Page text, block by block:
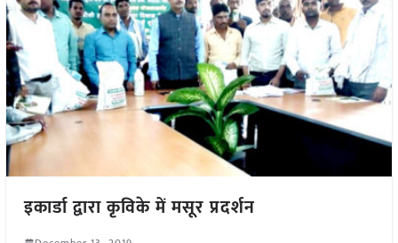
इकार्डा द्वारा कृविके में मसूर प्रदर्शन